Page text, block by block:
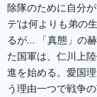
除隊のために自分
テ’は何よりも弟の
るが… 「真態」の
た国軍は、仁川上
進を始める。 愛国
う理由一つで戦争